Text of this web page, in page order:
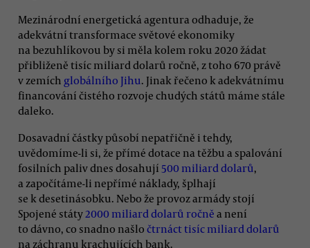
Mezinárodní energetická agentura odhaduje, že
adekvátní transformace světové ekonomiky
na bezuhlíkovou by si měla kolem roku 2020 žádat
přibliženě tisíc miliard dolarů ročně, z toho 670 právě
v zemích globálního Jihu. Jinak řečeno k adekvátnímu
financování čistého rozvoje chudých států máme stále
daleko.
Dosavadní částky působí nepatřičně i tehdy,
uvědomíme-li si, že přímé dotace na těžbu a spalování
fosilních paliv dnes dosahují 500 miliard dolarů,
a započítáme-li nepřímé náklady, šplhají
se k desetinásobku. Nebo že provoz armády stojí
Spojené státy2000 miliard dolarů ročně a není
to dávno, co snadno našlo čtrnáct tisíc miliard dolarů
na záchranu krachujících bank.